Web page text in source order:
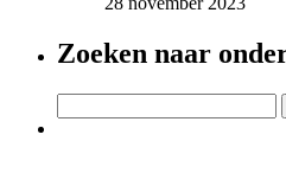
Zoeken naar
naar: